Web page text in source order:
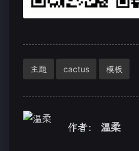
主题 cactus 模板
作者： 温柔